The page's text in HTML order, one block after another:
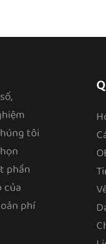
tôi
phần
của
phí